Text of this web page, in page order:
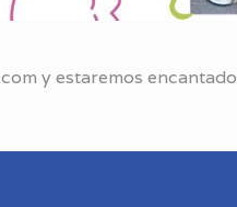
y estaremos